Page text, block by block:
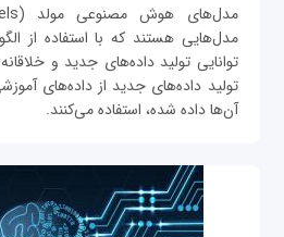
مدل‌هایی هستند که با استفاده از
توانایی تولید داده‌های جدید و
تولید داده‌های جدید از داده‌های
آن‌ها داده شده، استفاده می‌کنند.